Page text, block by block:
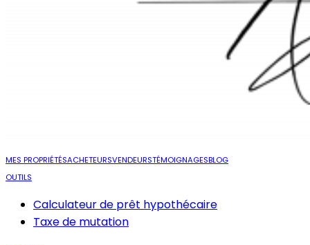
MES PROPRIÉTÉSACHETEURSVENDEURSTÉMOIGNAGESBLOG
OUTILS
Calculateur de prêt hypothécaire
Taxe de mutation